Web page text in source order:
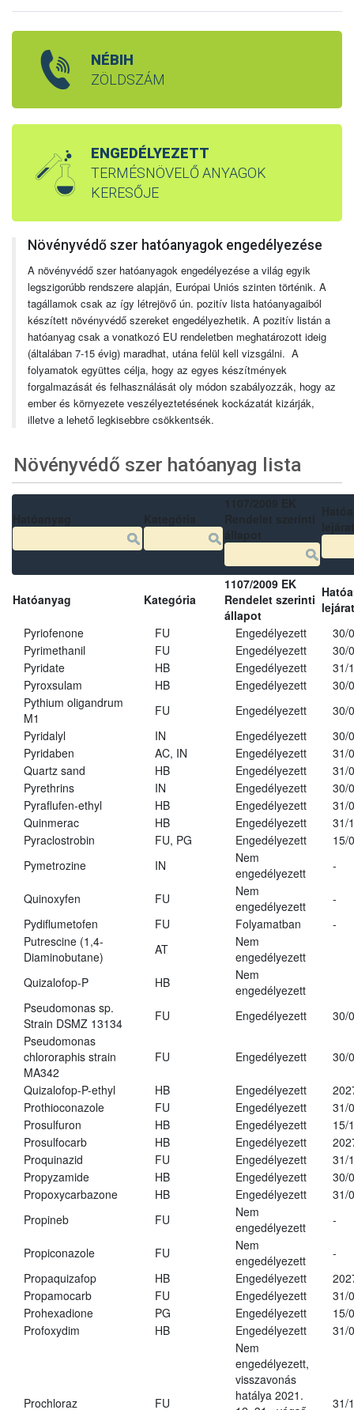
NÉBIH
ZÖLDSZÁM
ENGEDÉLYEZETT
TERMÉSNÖVELŐ ANYAGOK
KERESŐJE
Növényvédő szer hatóanyagok engedélyezése
A növényvédő szer hatóanyagok engedélyezése a világ egyik
legszigorúbb rendszere alapján, Európai Uniós szinten történik. A
tagállamok csak az így létrejövő ún. pozitív lista hatóanyagaiból
készített növényvédő szereket engedélyezhetik. A pozitív listán a
hatóanyag csak a vonatkozó EU rendeletben meghatározott ideig
(általában 7-15 évig) maradhat, utána felül kell vizsgálni. A
folyamatok együttes célja, hogy az egyes készítmények
forgalmazását és felhasználását oly módon szabályozzák, hogy az
ember és környezete veszélyeztetésének kockázatát kizárják,
illetve a lehető legkisebbre csökkentsék.
Növényvédő szer hatóanyag lista
Hatóanyag Kategória
1107/2009 EK
Rendelet szerinti
állapot
Pyriofenone
FU Engedélyezett
30/
Pyrimethanil
FU Engedélyezett
30/
Pyridate
HB Engedélyezett
31/
Pyroxsulam
HB Engedélyezett
30/
Pythium oligandrum
M1
FU Engedélyezett
30/
Pyridalyl
IN Engedélyezett
30/
Pyridaben
AC, IN Engedélyezett
31/
Quartz sand
HB Engedélyezett
31/
Pyrethrins
IN Engedélyezett
30/
Pyraflufen-ethyl
HB Engedélyezett
31/
Quinmerac
HB Engedélyezett
31/
Pyraclostrobin
FU, PG Engedélyezett
15/
Pymetrozine
IN
Nem
engedélyezett
-
Quinoxyfen FU
Nem
engedélyezett
-
Pydiflumetofen
FU Folyamatban
-
Putrescine (1,4-
Diaminobutane)
AT
Nem
engedélyezett
Quizalofop-P
HB
Nem
engedélyezett
Pseudomonas sp.
Strain DSMZ 13134
FU Engedélyezett
30/
Pseudomonas
chlororaphis strain
MA342
FU Engedélyezett 30/
Quizalofop-P-ethyl HB Engedélyezett
Prothioconazole
FU Engedélyezett
31/
Prosulfuron
HB Engedélyezett
15/
Prosulfocarb
HB Engedélyezett
Proquinazid
FU Engedélyezett
31/
Propyzamide
HB Engedélyezett
30/
Propoxycarbazone
HB Engedélyezett
31/
Propineb
FU
Nem
engedélyezett
-
Propiconazole FU
Nem
engedélyezett
-
Propaquizafop
HB Engedélyezett
Propamocarb
FU Engedélyezett
31/
Prohexadione
PG Engedélyezett
15/
Profoxydim
HB Engedélyezett 31/
Prochloraz FU
Nem
engedélyezett,
visszavonás
hatálya 2021.
31/